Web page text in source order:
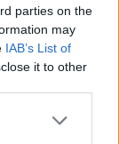
parties on the
may
IAB’s List of
it to other